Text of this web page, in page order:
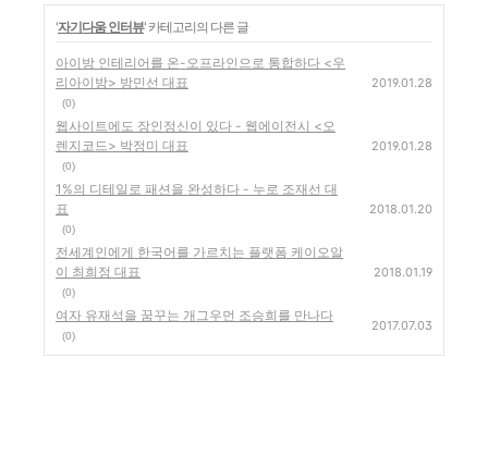
'자기다움 인터뷰' 카테고리의 다른 글
아이방 인테리어를 온-오프라인으로 통합하다 <우
리아이방> 방민선 대표
(0)
2019.01.28
웹사이트에도 장인정신이 있다 - 웹에이전시 <오
렌지코드> 박정미 대표
(0)
2019.01.28
1%의 디테일로 패션을 완성하다 - 누로 조재선 대
표
(0)
2018.01.20
전세계인에게 한국어를 가르치는 플랫폼 케이오알
이 최희정 대표
(0)
2018.01.19
여자 유재석을 꿈꾸는 개그우먼 조승희를 만나다
(0)
2017.07.03